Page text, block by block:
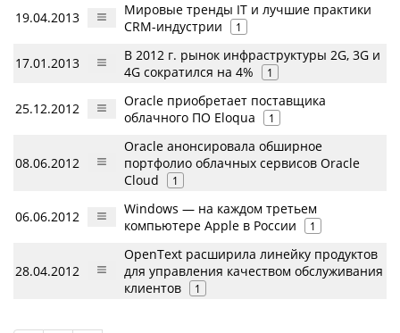
19.04.2013
Мировые тренды IT и лучшие практики
CRM-индустрии
1
17.01.2013
В 2012 г. рынок инфраструктуры 2G, 3G и
4G сократился на 4%
1
25.12.2012
Oracle приобретает поставщика
облачного ПО Eloqua
1
08.06.2012
Oracle анонсировала обширное
портфолио облачных сервисов Oracle
Cloud
1
06.06.2012
Windows — на каждом третьем
компьютере Apple в России
1
28.04.2012
OpenText расширила линейку продуктов
для управления качеством обслуживания
клиентов
1